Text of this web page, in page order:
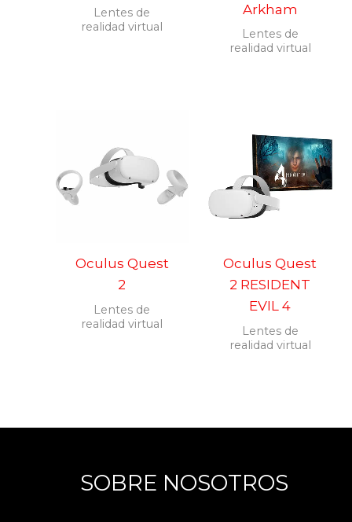
Lentes de
realidad virtual
Arkham
Lentes de
realidad virtual
Oculus Quest
2
Lentes de
realidad virtual
Oculus Quest
2 RESIDENT
EVIL 4
Lentes de
realidad virtual
SOBRE NOSOTROS